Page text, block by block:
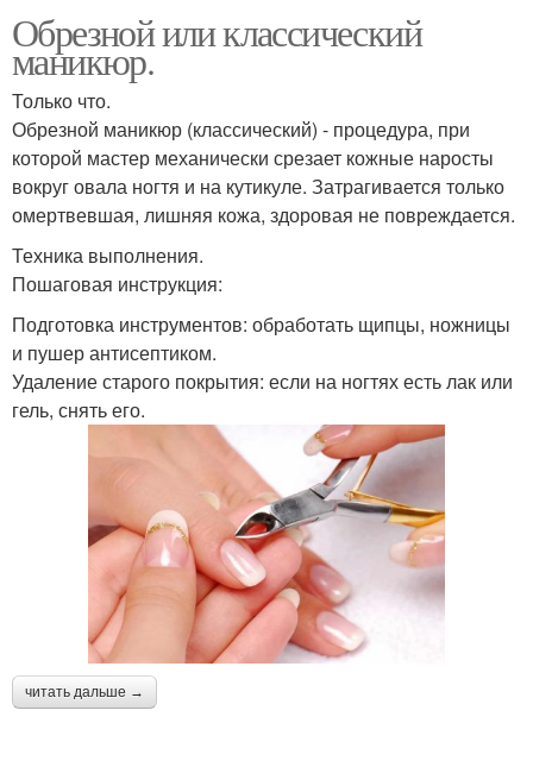
Обрезной или классический
маникюр.
Только что.
Обрезной маникюр (классический) - процедура, при
которой мастер механически срезает кожные наросты
вокруг овала ногтя и на кутикуле. Затрагивается только
омертвевшая, лишняя кожа, здоровая не повреждается.
Техника выполнения.
Пошаговая инструкция:
Подготовка инструментов: обработать щипцы, ножницы
и пушер антисептиком.
Удаление старого покрытия: если на ногтях есть лак или
гель, снять его.
читать дальше →